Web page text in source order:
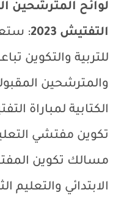
لوائح المترشحين
التفتيش 2023
:
للتربية والتكوين
والمترشحين
الكتابية لمباراة
مسالك تكوين
الابتدائي والتعليم